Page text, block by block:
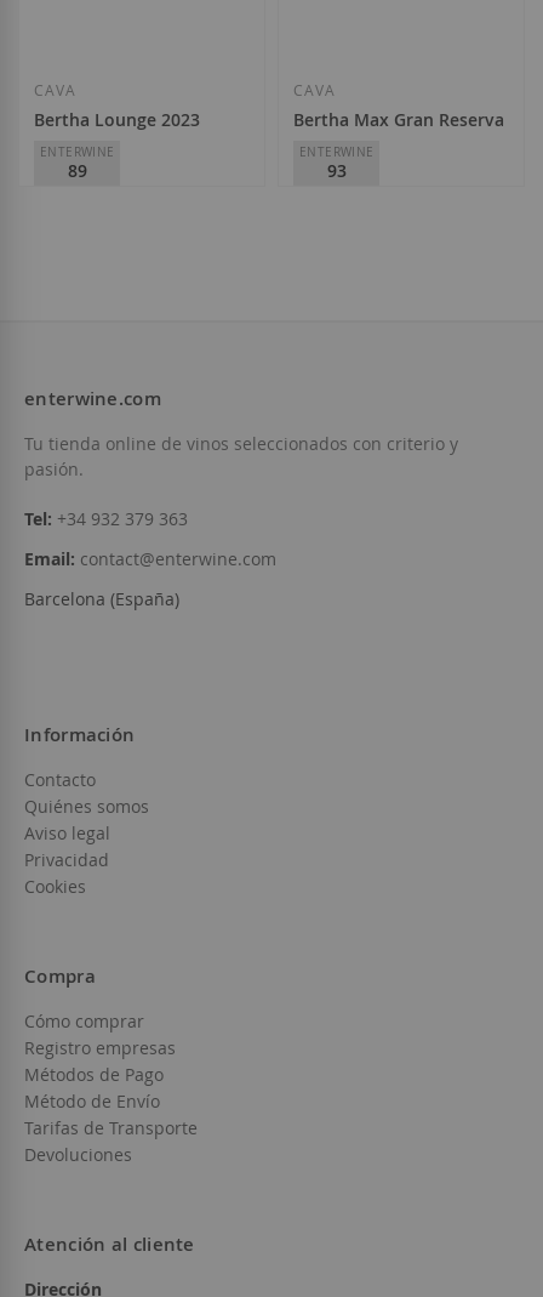
CAVA
Bertha Lounge 2023
ENTERWINE
89
Añadir a la Lista de Deseos
CAVA
Bertha Max Gran Reserva
ENTERWINE
93
Añadir a la Lista
enterwine.com
Tu tienda online de vinos seleccionados con criterio y
pasión.
Tel: +34 932 379 363
Email: contact@enterwine.com
Barcelona (España)
Información
Contacto
Quiénes somos
Aviso legal
Privacidad
Cookies
Compra
Cómo comprar
Registro empresas
Métodos de Pago
Método de Envío
Tarifas de Transporte
Devoluciones
Atención al cliente
Dirección